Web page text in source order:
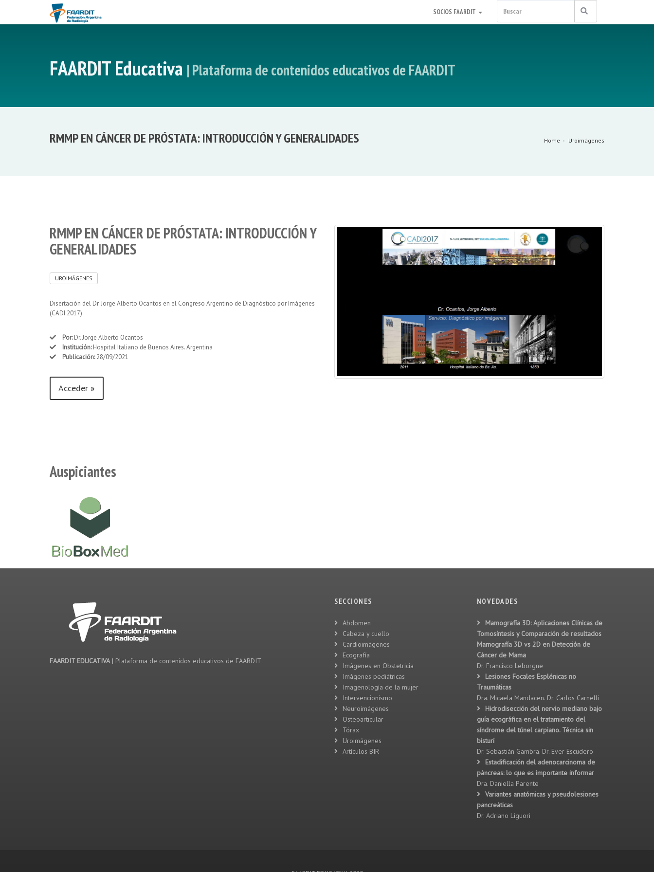
SOCIOS FAARDIT
FAARDIT Educativa | Plataforma de contenidos educativos de FAARDIT
RMMP EN CÁNCER DE PRÓSTATA: INTRODUCCIÓN Y GENERALIDADES Home Uroimágenes
RMMP EN CÁNCER DE PRÓSTATA: INTRODUCCIÓN Y
GENERALIDADES
UROIMÁGENES
Disertación del Dr. Jorge Alberto Ocantos en el Congreso Argentino de Diagnóstico por Imágenes
(CADI 2017)
Por:Dr. Jorge Alberto Ocantos
Institución:Hospital Italiano de Buenos Aires. Argentina
Publicación:28/09/2021
Acceder »
Auspiciantes
FAARDIT EDUCATIVA| Plataforma de contenidos educativos de FAARDIT
SECCIONES
Abdomen
Cabeza y cuello
Cardioimágenes
Ecografía
Imágenes en Obstetricia
Imágenes pediátricas
Imagenología de la mujer
Intervencionismo
Neuroimágenes
Osteoarticular
Tórax
Uroimágenes
Artículos BIR
NOVEDADES
Mamografía 3D: Aplicaciones Clínicas de
Tomosíntesis y Comparación de resultados
Mamografía 3D vs 2D en Detección de
Cáncer de Mama
Dr. Francisco Leborgne
Lesiones Focales Esplénicas no
Traumáticas
Dra. Micaela Mandacen. Dr. Carlos Carnelli
Hidrodisección del nervio mediano bajo
guía ecográfica en el tratamiento del
síndrome del túnel carpiano. Técnica sin
bisturí
Dr. Sebastián Gambra. Dr. Ever Escudero
Estadificación del adenocarcinoma de
páncreas: lo que es importante informar
Dra. Daniella Parente
Variantes anatómicas y pseudolesiones
pancreáticas
Dr. Adriano Liguori